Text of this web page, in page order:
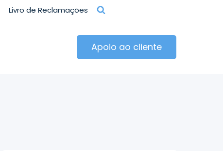
Livro de Reclamações
Apoio ao cliente